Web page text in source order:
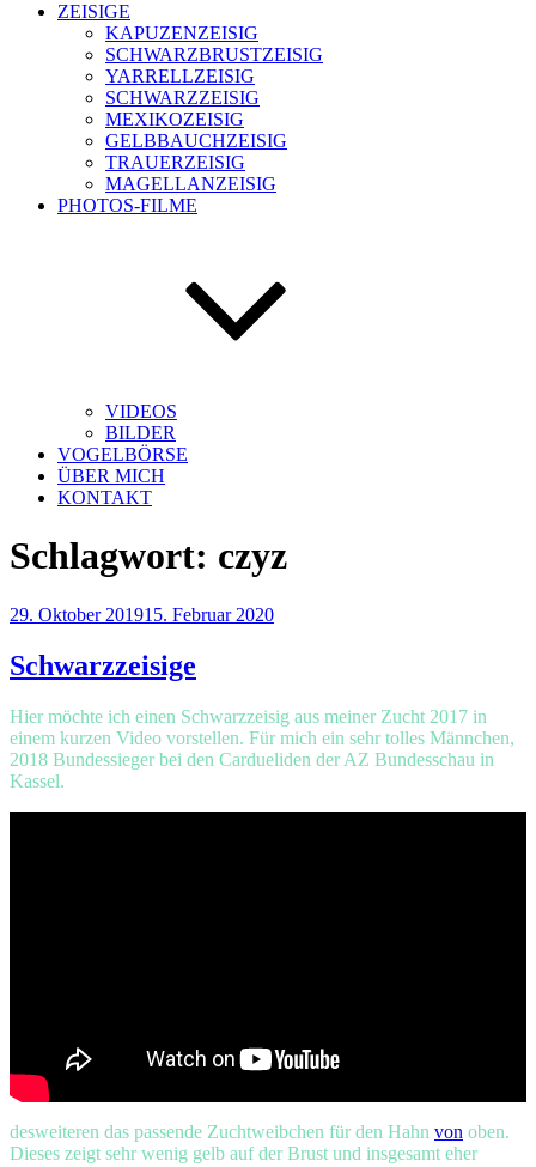
ZEISIGE
KAPUZENZEISIG
SCHWARZBRUSTZEISIG
YARRELLZEISIG
SCHWARZZEISIG
MEXIKOZEISIG
GELBBAUCHZEISIG
TRAUERZEISIG
MAGELLANZEISIG
PHOTOS-FILME
VIDEOS
BILDER
VOGELBÖRSE
ÜBER MICH
KONTAKT
Schlagwort: czyz
Veröffentlicht
29. Oktober 201915. Februar 2020
Schwarzzeisige
Hier möchte ich einen Schwarzzeisig aus meiner Zucht 2017 in
einem kurzen Video vorstellen. Für mich ein sehr tolles Männchen,
2018 Bundessieger bei den Cardueliden der AZ Bundesschau in
Kassel.
desweiteren das passende Zuchtweibchen für den Hahn von oben.
Dieses zeigt sehr wenig gelb auf der Brust und insgesamt eher